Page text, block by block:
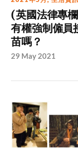
(英國法律專
有權強制僱員
苗嗎？
29 May 2021